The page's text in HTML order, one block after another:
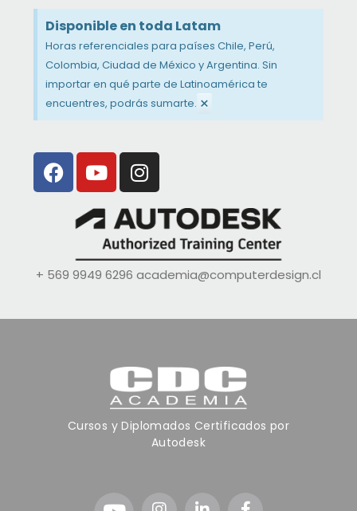
Disponible en toda Latam
Horas referenciales para países Chile, Perú,
Colombia, Ciudad de México y Argentina. Sin
importar en qué parte de Latinoamérica te
encuentres, podrás sumarte. ×
+ 569 9949 6296 academia@computerdesign.cl
Cursos y Diplomados Certificados por
Autodesk